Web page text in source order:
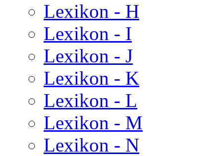
Lexikon - H
Lexikon - I
Lexikon - J
Lexikon - K
Lexikon - L
Lexikon - M
Lexikon - N